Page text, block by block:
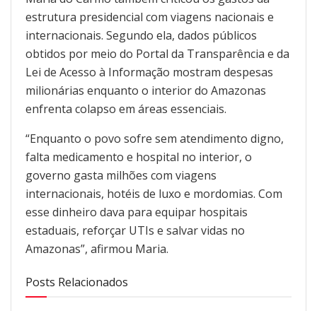
estrutura presidencial com viagens nacionais e
internacionais. Segundo ela, dados públicos
obtidos por meio do Portal da Transparência e da
Lei de Acesso à Informação mostram despesas
milionárias enquanto o interior do Amazonas
enfrenta colapso em áreas essenciais.
“Enquanto o povo sofre sem atendimento digno,
falta medicamento e hospital no interior, o
governo gasta milhões com viagens
internacionais, hotéis de luxo e mordomias. Com
esse dinheiro dava para equipar hospitais
estaduais, reforçar UTIs e salvar vidas no
Amazonas”, afirmou Maria.
Posts Relacionados